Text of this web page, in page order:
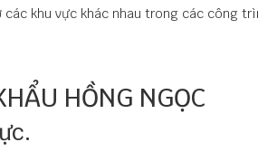
khu vực khác nhau trong các công
HỒNG NGỌC